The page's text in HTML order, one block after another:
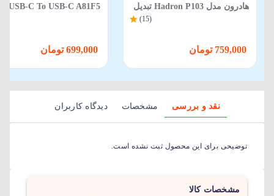
هادرون مدل Hadron P103 تبدیل
(15)
نقد و بررسی مشخصات دیدگاه کاربران
توضیحی برای این محصول ثبت نشده است.
مشخصات کالا